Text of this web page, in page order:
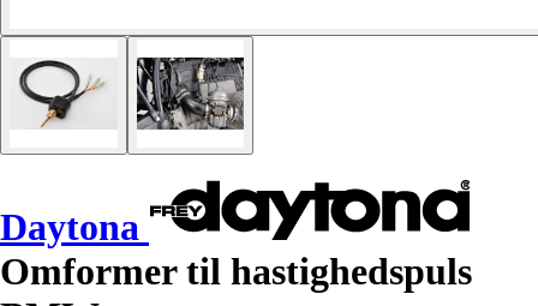
Daytona
Omformer til hastighedspuls